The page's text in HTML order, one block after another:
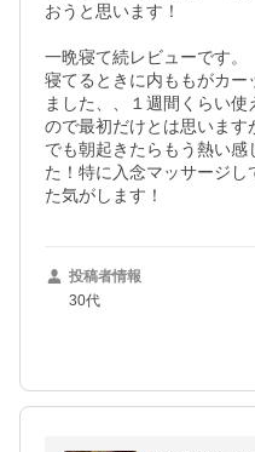
おうと思います！
一晩寝て続レビューです。
寝てるときに内ももがカー
ました、、１週間くらい
ので最初だけとは思います
でも朝起きたらもう熱い感
た！特に入念マッサージ
た気がします！
投稿者情報
30代